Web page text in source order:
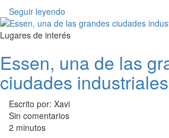
Seguir leyendo
Lugares de interés
Essen, una de las
ciudades industriales
Escrito por: Xavi
Sin comentarios
2 minutos